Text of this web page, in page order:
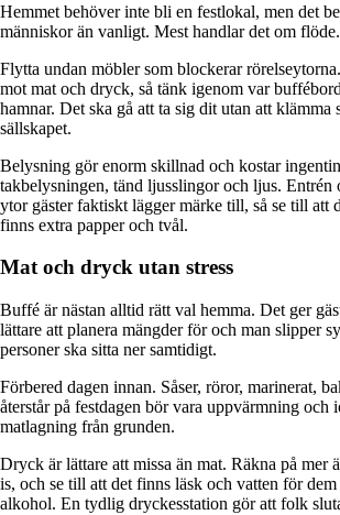
Hemmet behöver inte bli en festlokal, men det
människor än vanligt. Mest handlar det om flöde.
Flytta undan möbler som blockerar
mot mat och dryck, så tänk igenom var
hamnar. Det ska gå att ta sig dit utan att klämma
sällskapet.
Belysning gör enorm skillnad och kostar
takbelysningen, tänd ljusslingor och ljus. Entrén
ytor gäster faktiskt lägger märke till, så se till att
finns extra papper och tvål.
Mat och dryck utan stress
Buffé är nästan alltid rätt val hemma. Det ger
lättare att planera mängder för och man slipper
personer ska sitta ner samtidigt.
Förbered dagen innan. Såser, röror, marinerat,
återstår på festdagen bör vara uppvärmning och
matlagning från grunden.
Dryck är lättare att missa än mat. Räkna på mer
is, och se till att det finns läsk och vatten för
alkohol. En tydlig dryckesstation gör att folk